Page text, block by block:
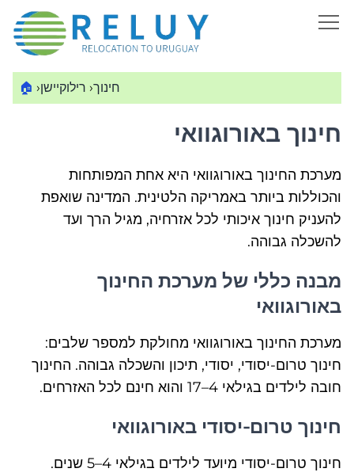
🏠 ›רילוקיישן ›חינוך
חינוך באורוגוואי
מערכת החינוך באורוגוואי היא אחת המפותחות
והכוללות ביותר באמריקה הלטינית. המדינה שואפת
להעניק חינוך איכותי לכל אזרחיה, מגיל הרך ועד
להשכלה גבוהה.
מבנה כללי של מערכת החינוך
באורוגוואי
מערכת החינוך באורוגוואי מחולקת למספר שלבים:
חינוך טרום-יסודי, יסודי, תיכון והשכלה גבוהה. החינוך
חובה לילדים בגילאי 4–17 והוא חינם לכל האזרחים.
חינוך טרום-יסודי באורוגוואי
חינוך טרום-יסודי מיועד לילדים בגילאי 4–5 שנים.